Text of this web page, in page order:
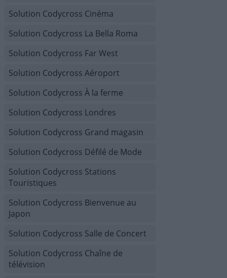
Solution Codycross Cinéma
Solution Codycross La Bella Roma
Solution Codycross Far West
Solution Codycross Aéroport
Solution Codycross À la ferme
Solution Codycross Londres
Solution Codycross Grand magasin
Solution Codycross Défilé de Mode
Solution Codycross Stations
Touristiques
Solution Codycross Bienvenue au
Japon
Solution Codycross Salle de Concert
Solution Codycross Chaîne de
télévision